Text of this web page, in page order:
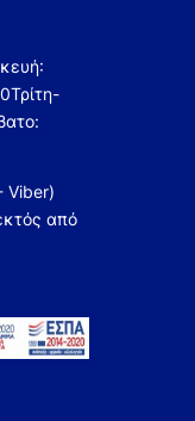
Τρίτη-
Viber)
από